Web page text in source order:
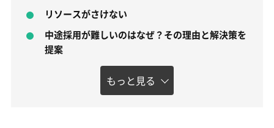
リソースがさけない
中途採用が難しいのはなぜ？その理由と解決策を
提案
もっと見る